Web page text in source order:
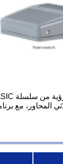
المحاور، مع